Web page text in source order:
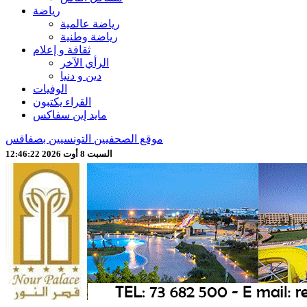
رياضة
رياضة عالمية
رياضة وطنية
ثقافة و إعلام
الرأي الآخر
دين و دنيا
الوفيات
القراء يكتبون
مايد إين سفاكس
موقع الصحفيين التونسيين بصفاقس
السبت 8 أوت 2026 12:46:24